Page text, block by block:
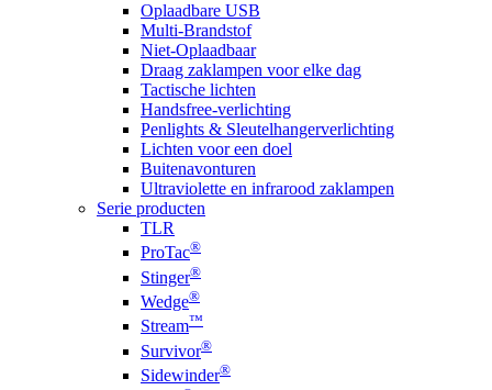
Oplaadbare USB
Multi-Brandstof
Niet-Oplaadbaar
Draag zaklampen voor elke dag
Tactische lichten
Handsfree-verlichting
Penlights & Sleutelhangerverlichting
Lichten voor een doel
Buitenavonturen
Ultraviolette en infrarood zaklampen
Serie producten
TLR
ProTac®
Stinger®
Wedge®
Stream™
Survivor®
Sidewinder®